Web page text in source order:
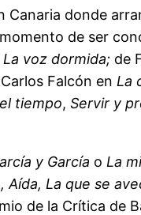
Canaria donde
de ser
La voz dormida; de
Falcón en La
tiempo, Servir y
y García o La
Aída, La que se
de la Crítica de